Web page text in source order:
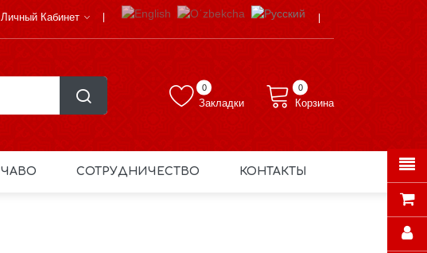
Личный Кабинет
Закладки
0 0
Корзина
ЧАВО СОТРУДНИЧЕСТВО КОНТАКТЫ